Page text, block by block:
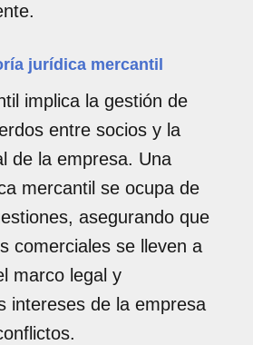
jurídica mercantil
implica la gestión de
entre socios y la
de la empresa. Una
mercantil se ocupa de
asegurando que
comerciales se lleven a
marco legal y
intereses de la empresa